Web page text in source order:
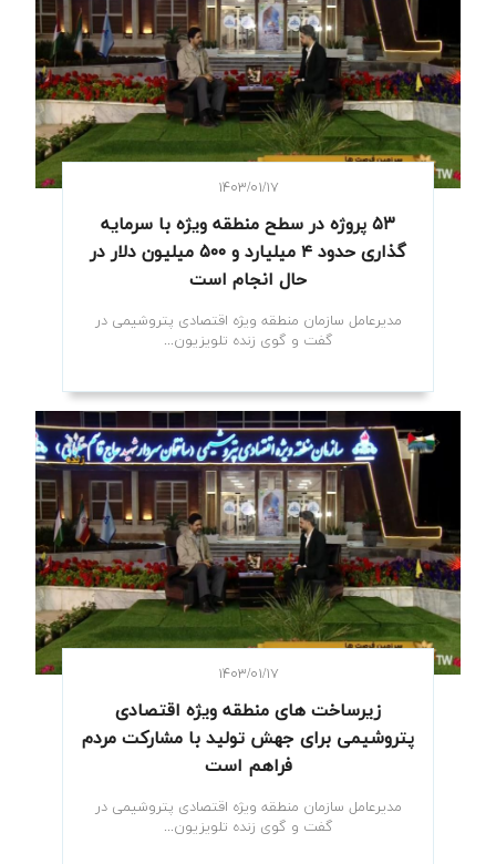
۱۴۰۳/۰۱/۱۷
۵۳ پروژه در سطح منطقه ویژه با سرمایه
گذاری حدود ۴ میلیارد و ۵۰۰ میلیون دلار در
حال انجام است
مدیرعامل سازمان منطقه ویژه اقتصادی پتروشیمی در
گفت و گوی زنده تلویزیون...
۱۴۰۳/۰۱/۱۷
زیرساخت های منطقه ویژه اقتصادی
پتروشیمی برای جهش تولید با مشارکت مردم
فراهم است
مدیرعامل سازمان منطقه ویژه اقتصادی پتروشیمی در
گفت و گوی زنده تلویزیون...